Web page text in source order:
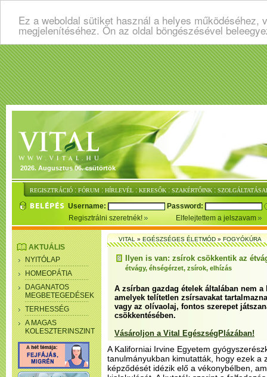
Ez a weboldal sütiket használ a helyes
megjelenítéséhez. Ön az oldal böngészésével
2026. Augusztus 06. csütörtök
REGISZTRÁCIÓ : FÓRUM : HÍRLEVÉL : KERESŐK : SZAKÉRTŐINK :
Username:
Password:
Regisztrálni szeretnék!
Elfelejtettem a jelszavam
AKTUÁLIS
NYITÓLAP
HOMEOPÁTIA
DAGANATOS
MEGBETEGEDÉSEK
TERHESSÉG
A MAGAS
KOLESZTERINSZINT
VITAL»EGÉSZSÉGES ÉLETMÓD»FOGYÓKÚRA
Ilyen is van: zsírok csökkentik az
étvágy, éhségérzet, zsírok, elhízás
A zsírban gazdag ételek általában nem a
amelyek telítetlen zsírsavakat
vagy az olívaolaj, fontos szerepet
csökkentésében.
Vásároljon a Vital EgészségPlázában!
A Kaliforniai Irvine Egyetem
tanulmányukban kimutatták, hogy ezek a
képződését idézik elő a vékonybélben,